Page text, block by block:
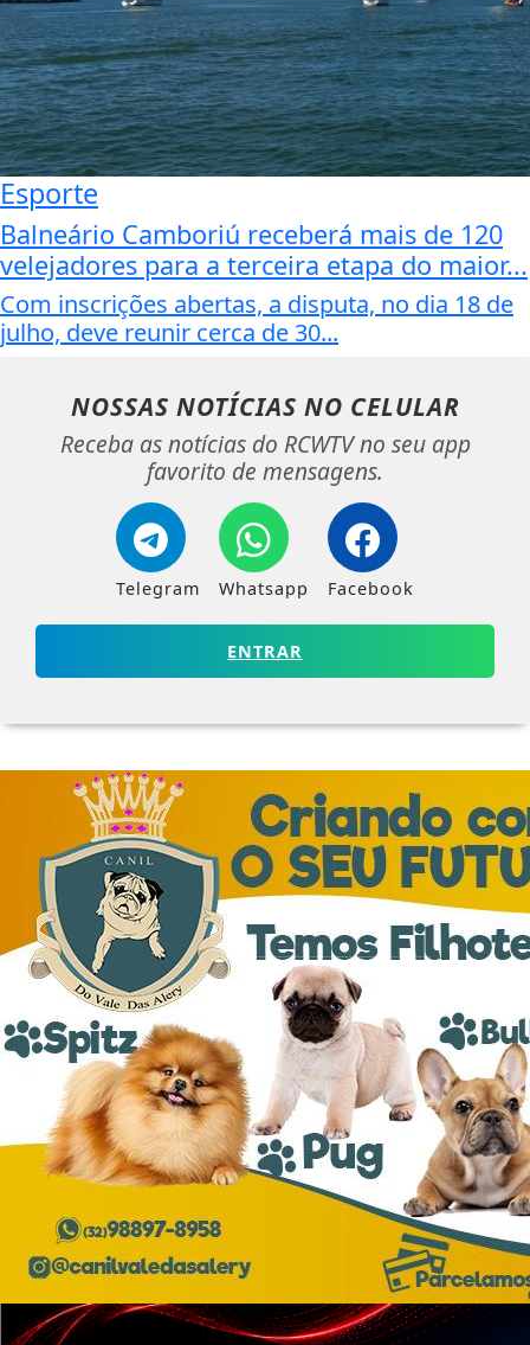
Esporte
Balneário Camboriú receberá mais de 120
velejadores para a terceira etapa do maior...
Com inscrições abertas, a disputa, no dia 18 de
julho, deve reunir cerca de 30...
NOSSAS NOTÍCIAS NO CELULAR
Receba as notícias do RCWTV no seu app
favorito de mensagens.
Telegram Whatsapp Facebook
ENTRAR